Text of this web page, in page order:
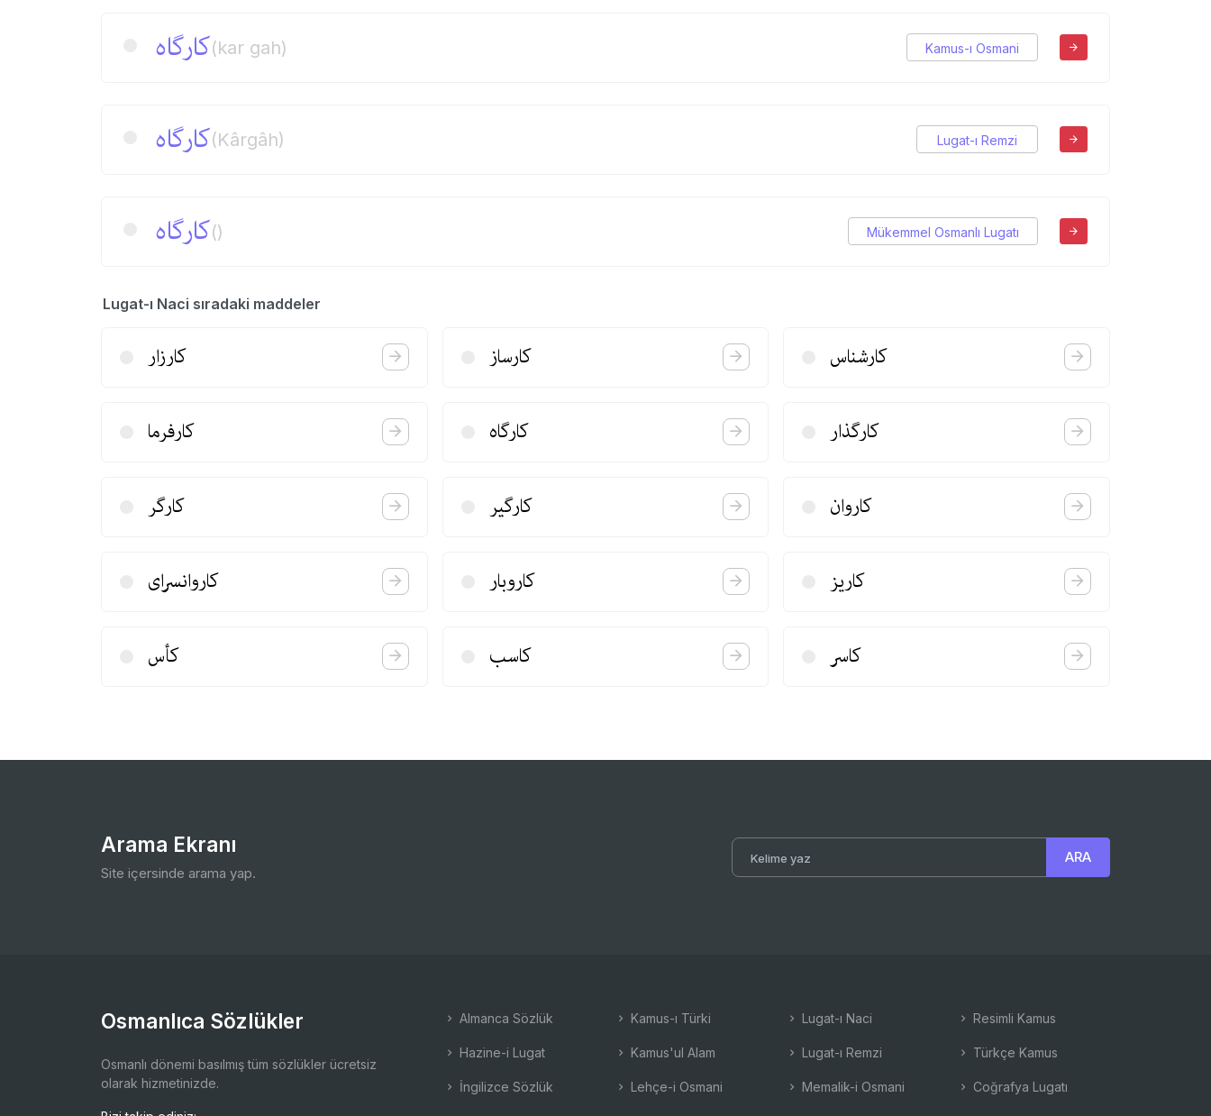
كارگاه(kar gah) Kamus-ı Osmani
كارگاه(Kârgâh) Lugat-ı Remzi
كارگاه() Mükemmel Osmanlı Lugatı
Lugat-ı Naci sıradaki maddeler
كارزار كارساز كارشناس
كارفرما كارگاه كارگذار
كارگر كارگیر كاروان
كاروانسرای كاروبار كاریز
كأس كاسب كاسر
Arama Ekranı
Site içersinde arama yap.
Osmanlıca Sözlükler
Osmanlı dönemi basılmış tüm sözlükler ücretsiz
olarak hizmetinizde.
Almanca Sözlük
Hazine-i Lugat
İngilizce Sözlük
Kamus-ı Türki
Kamus'ul Alam
Lehçe-i Osmani
Lugat-ı Naci
Lugat-ı Remzi
Memalik-i Osmani
Resimli Kamus
Türkçe Kamus
Coğrafya Lugatı